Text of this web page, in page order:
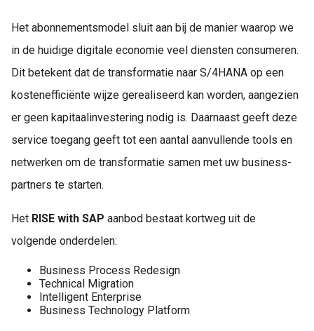
Het abonnementsmodel sluit aan bij de manier waarop we
in de huidige digitale economie veel diensten consumeren.
Dit betekent dat de transformatie naar S/4HANA op een
kostenefficiënte wijze gerealiseerd kan worden, aangezien
er geen kapitaalinvestering nodig is. Daarnaast geeft deze
service toegang geeft tot een aantal aanvullende tools en
netwerken om de transformatie samen met uw business-
partners te starten.
Het RISE with SAP aanbod bestaat kortweg uit de
volgende onderdelen:
Business Process Redesign
Technical Migration
Intelligent Enterprise
Business Technology Platform